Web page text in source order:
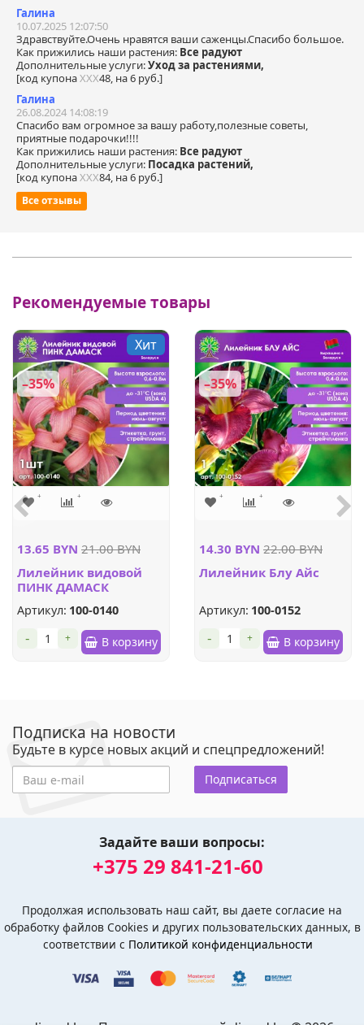
Галина
10.07.2025 12:07:50
Здравствуйте.Очень нравятся ваши саженцы.Спасибо большое.
Как прижились наши растения: Все радуют
Дополнительные услуги:Уход за растениями,
[код купонаХХХ48, на 6 руб.]
Галина
26.08.2024 14:08:19
Спасибо вам огромное за вашу работу,полезные советы,
приятные подарочки!!!!
Как прижились наши растения: Все радуют
Дополнительные услуги: Посадка растений,
[код купонаХХХ84, на 6 руб.]
Все отзывы
Рекомендуемые товары
Хит
–35%
13.65 BYN 21.00 BYN
Лилейник видовой
ПИНК ДАМАСК
Артикул: 100-0140
+
- В корзину
–35%
14.30 BYN 22.00 BYN
Лилейник Блу Айс
Артикул: 100-0152
+
- В корзину
Подписка на новости
Будьте в курсе новых акций и спецпредложений!
Подписаться
Задайте ваши вопросы:
+375 29 841-21-60
Продолжая использовать наш сайт, вы даете согласие на
обработку файлов Cookies и других пользовательских данных, в
соответствии с Политикой конфиденциальности